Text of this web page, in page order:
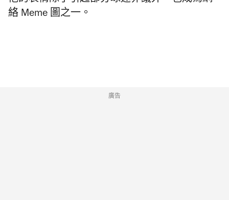
絡 Meme 圖之一。
廣告